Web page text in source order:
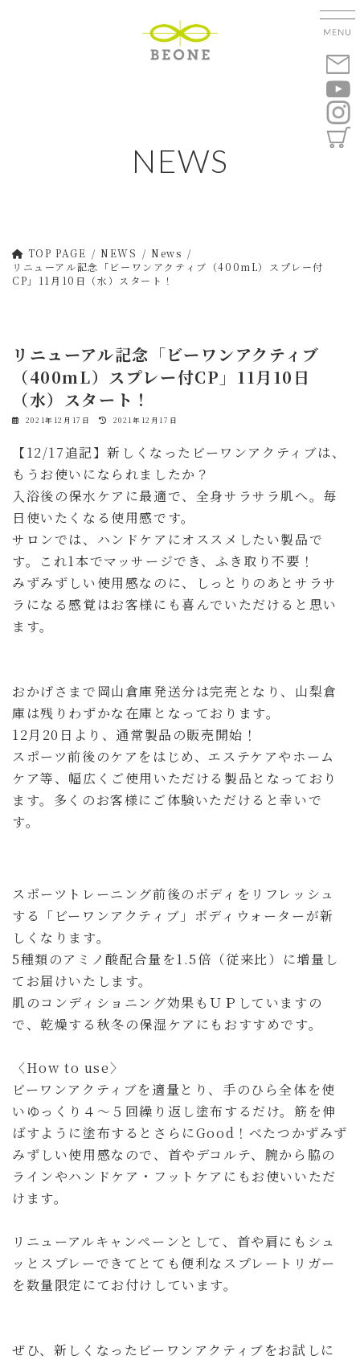
NEWS
TOP PAGE NEWS
News
リニューアル記念「ビーワンアクティブ（400mL）スプレー付
CP」11月10日（水）スタート！
リニューアル記念「ビーワンアクティブ
（400mL）スプレー付CP」11月10日
（水）スタート！
2021年12月17日
最
新
日
時
:
2021年12月17日
【12/17追記】新しくなったビーワンアクティブは、
もうお使いになられましたか？
入浴後の保水ケアに最適で、全身サラサラ肌へ。毎
日使いたくなる使用感です。
サロンでは、ハンドケアにオススメしたい製品で
す。これ1本でマッサージでき、ふき取り不要！
みずみずしい使用感なのに、しっとりのあとサラサ
ラになる感覚はお客様にも喜んでいただけると思い
ます。
おかげさまで岡山倉庫発送分は完売となり、山梨倉
庫は残りわずかな在庫となっております。
12月20日より、通常製品の販売開始！
スポーツ前後のケアをはじめ、エステケアやホーム
ケア等、幅広くご使用いただける製品となっており
ます。多くのお客様にご体験いただけると幸いで
す。
スポーツトレーニング前後のボディをリフレッシュ
する「ビーワンアクティブ」ボディウォーターが新
しくなります。
5種類のアミノ酸配合量を1.5倍（従来比）に増量し
てお届けいたします。
肌のコンディショニング効果もＵＰしていますの
で、乾燥する秋冬の保湿ケアにもおすすめです。
〈How to use〉
ビーワンアクティブを適量とり、手のひら全体を使
いゆっくり４～５回繰り返し塗布するだけ。筋を伸
ばすように塗布するとさらにGood！べたつかずみず
みずしい使用感なので、首やデコルテ、腕から脇の
ラインやハンドケア・フットケアにもお使いいただ
けます。
リニューアルキャンペーンとして、首や肩にもシュ
ッとスプレーできてとても便利なスプレートリガー
を数量限定にてお付けしています。
ぜひ、新しくなったビーワンアクティブをお試しに